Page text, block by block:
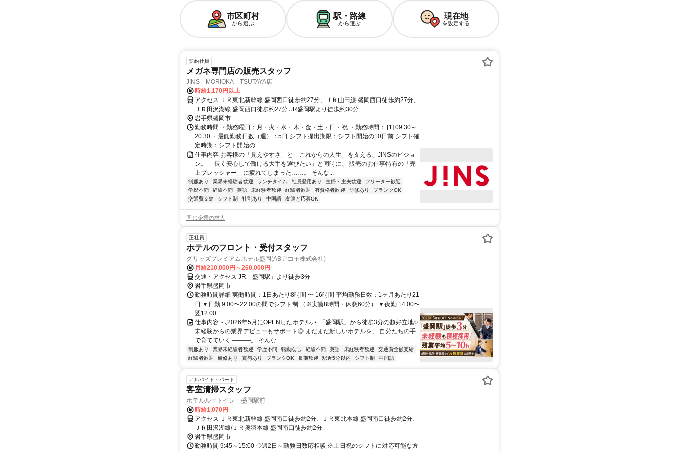
市区町村
から選ぶ
駅・路線
から選ぶ
現在地
を設定する
契約社員
メガネ専門店の販売スタッフ
JINS MORIOKA TSUTAYA店
時給1,170円以上
アクセス ＪＲ東北新幹線 盛岡西口徒歩約27分、ＪＲ山田線 盛岡西口徒歩約27分、
ＪＲ田沢湖線 盛岡西口徒歩約27分 JR盛岡駅より徒歩約30分
岩手県盛岡市
勤務時間 ・勤務曜日：月・火・水・木・金・土・日・祝 ・勤務時間： [1] 09:30～
20:30 ・最低勤務日数（週）：5日 シフト提出期限：シフト開始の10日前 シフト確
定時期：シフト開始の...
仕事内容 お客様の「見えやすさ」と「これからの人生」を支える、JINSのビジョ
ン。 「長く安心して働ける大手を選びたい」と同時に、 販売のお仕事特有の「売
上プレッシャー」に疲れてしまった……。 そんな...
制服あり 業界未経験者歓迎 ランチタイム 社員登用あり 主婦・主夫歓迎
フリーター歓迎
学歴不問
経験不問 英語 未経験者歓迎 経験者歓迎 有資格者歓迎 研修あり
ブランクOK
交通費支給
シフト制 社割あり 中国語 友達と応募OK
同じ企業の求人
正社員
ホテルのフロント・受付スタッフ
グリッズプレミアムホテル盛岡(ABアコモ株式会社)
月給210,000円～260,000円
交通・アクセス JR「盛岡駅」より徒歩3分
岩手県盛岡市
勤務時間詳細 実働時間：1日あたり8時間 〜 16時間 平均勤務日数：1ヶ月あたり21
日 ▼日勤 9:00〜22:00の間でシフト制 （※実働8時間・休憩60分） ▼夜勤 14:00〜
翌12:00...
仕事内容 ⋆⸜2026年5月にOPENしたホテル⸝⋆ 「盛岡駅」から徒歩3分の超好立地✨
未経験からの業界デビューもサポート◎ まだまだ新しいホテルを、 自分たちの手
で育てていく ―――。 そんな...
制服あり 業界未経験者歓迎 学歴不問 転勤なし 経験不問 英語 未経験者歓迎
交通費全額支給
経験者歓迎
研修あり 賞与あり ブランクOK 長期歓迎 駅近5分以内 シフト制 中国語
アルバイト・パート
客室清掃スタッフ
ホテルルートイン 盛岡駅前
時給1,070円
アクセス ＪＲ東北新幹線 盛岡南口徒歩約2分、ＪＲ東北本線 盛岡南口徒歩約2分、
ＪＲ田沢湖線/ＪＲ奥羽本線 盛岡南口徒歩約2分
岩手県盛岡市
勤務時間 9:45～15:00 ◇週2日～勤務日数応相談 ※土日祝のシフトに対応可能な方